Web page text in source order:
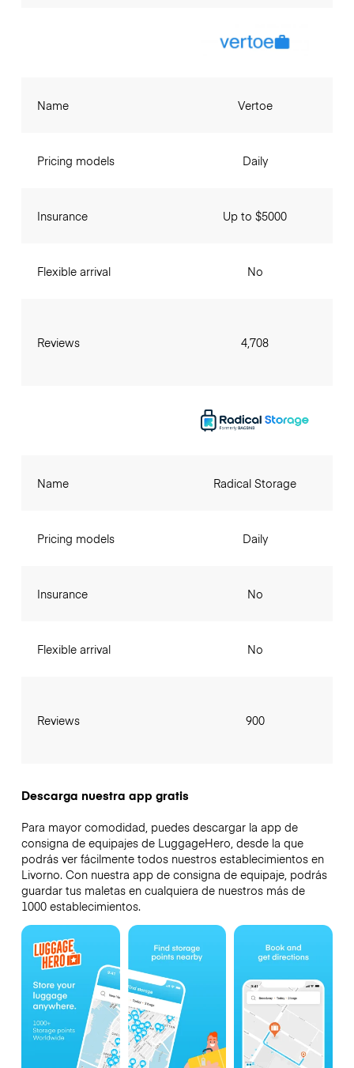
Name
Pricing models
Insurance
Flexible arrival
Reviews
Vertoe
Daily
Up to $5000
No
4,708
Name
Pricing models
Insurance
Flexible arrival
Reviews
Radical Storage
Daily
No
No
900
Descarga nuestra app gratis
Para mayor comodidad, puedes descargar la app de
consigna de equipajes de LuggageHero, desde la que
podrás ver fácilmente todos nuestros establecimientos en
Livorno. Con nuestra app de consigna de equipaje, podrás
guardar tus maletas en cualquiera de nuestros más de
1000 establecimientos.